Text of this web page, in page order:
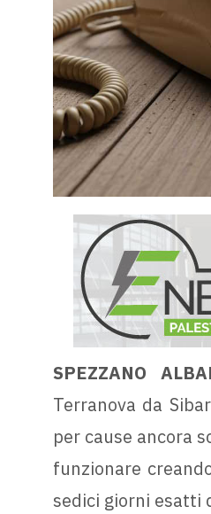
SPEZZANO
Terranova da
per cause ancora
funzionare
sedici giorni esatti